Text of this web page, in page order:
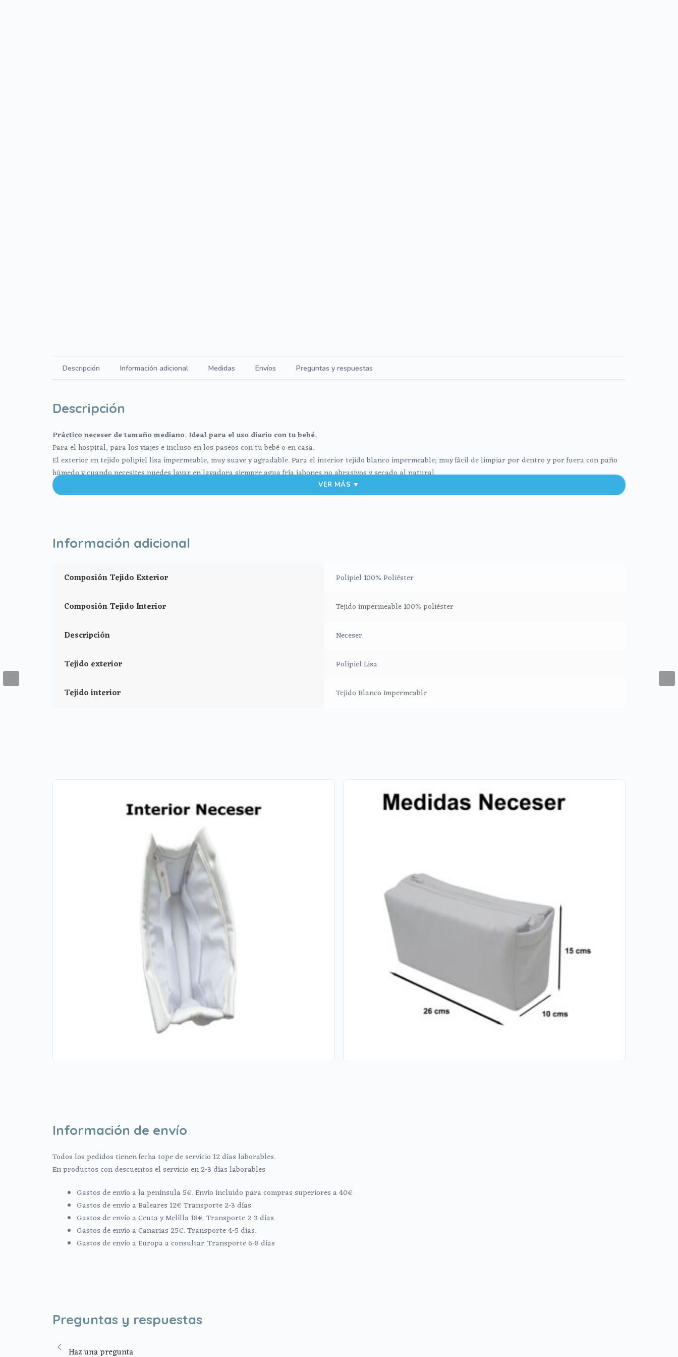
Descripción Información adicional Medidas Envíos Preguntas y respuestas
Descripción
Práctico neceser de tamaño mediano. Ideal para el uso diario con tu bebé.
Para el hospital, para los viajes e incluso en los paseos con tu bebé o en casa.
El exterior en tejido polipiel lisa impermeable, muy suave y agradable. Para el interior tejido blanco impermeable; muy fácil de limpiar por dentro y por fuera con paño
húmedo y cuando necesites puedes lavar en lavadora siempre agua fría jabones no abrasivos y secado al natural.
Cierre con cremallera al tono del estampado.
Puedes llevar las cositas del aseo tu bebé bien organizadas en el interior.
15 cms Alto
10 cms de lomo
VER MÁS ▼
Información adicional
Composión Tejido Exterior Polipiel 100% Poliéster
Composión Tejido Interior Tejido impermeable 100% poliéster
Descripción Neceser
Tejido exterior Polipiel Lisa
Tejido interior Tejido Blanco Impermeable
Información de envío
Todos los pedidos tienen fecha tope de servicio 12 días laborables.
En productos con descuentos el servicio en 2-3 días laborables
Gastos de envío a la península 5€. Envío incluido para compras superiores a 40€
Gastos de envío a Baleares 12€ Transporte 2-3 días
Gastos de envío a Ceuta y Melilla 18€. Transporte 2-3 días.
Gastos de envío a Canarias 25€. Transporte 4-5 días.
Gastos de envío a Europa a consultar. Transporte 6-8 días
Preguntas y respuestas
Haz una pregunta